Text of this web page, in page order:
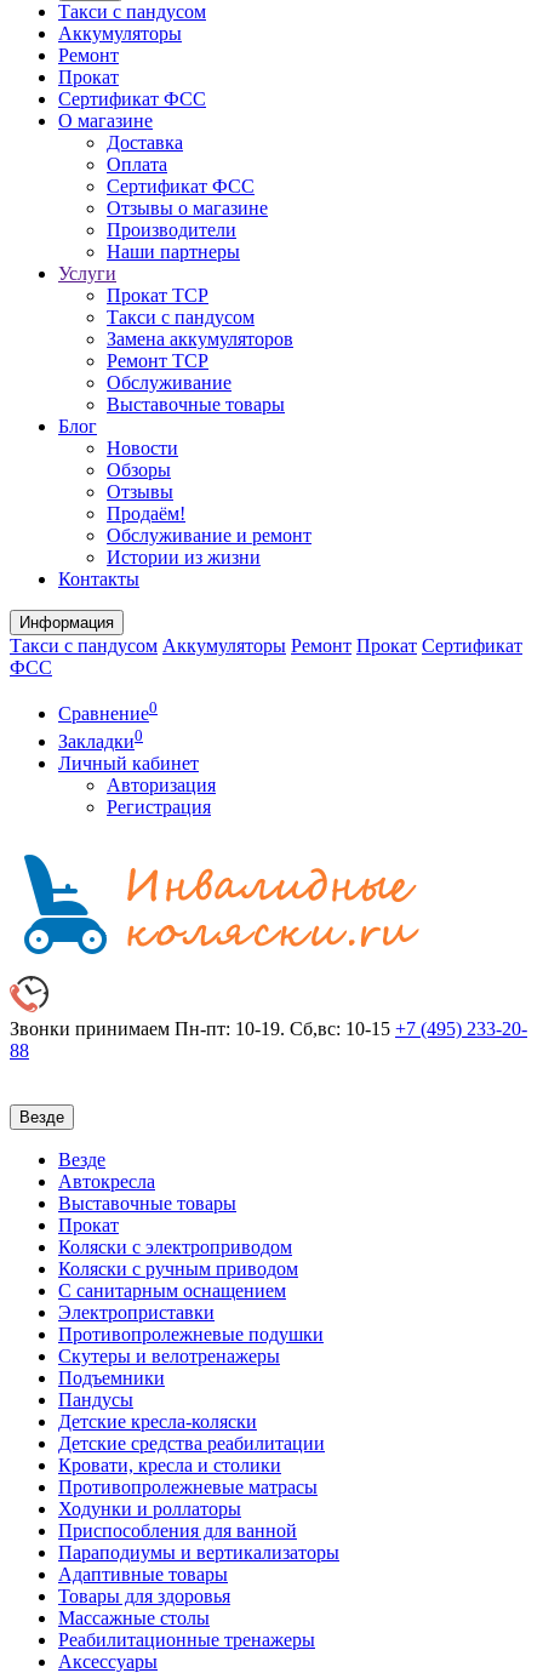
Такси с пандусом
Аккумуляторы
Ремонт
Прокат
Сертификат ФСС
О магазине
Доставка
Оплата
Сертификат ФСС
Отзывы о магазине
Производители
Наши партнеры
Услуги
Прокат ТСР
Такси с пандусом
Замена аккумуляторов
Ремонт ТСР
Обслуживание
Выставочные товары
Блог
Новости
Обзоры
Отзывы
Продаём!
Обслуживание и ремонт
Истории из жизни
Контакты
Информация
Такси с пандусом Аккумуляторы Ремонт Прокат Сертификат
ФСС
Сравнение0
Закладки0
Личный кабинет
Авторизация
Регистрация
Звонки принимаем Пн-пт: 10-19. Сб,вс: 10-15 +7 (495) 233-20-
88
Везде
Везде
Автокресла
Выставочные товары
Прокат
Коляски с электроприводом
Коляски с ручным приводом
С санитарным оснащением
Электроприставки
Противопролежневые подушки
Скутеры и велотренажеры
Подъемники
Пандусы
Детские кресла-коляски
Детские средства реабилитации
Кровати, кресла и столики
Противопролежневые матрасы
Ходунки и роллаторы
Приспособления для ванной
Параподиумы и вертикализаторы
Адаптивные товары
Товары для здоровья
Массажные столы
Реабилитационные тренажеры
Аксессуары